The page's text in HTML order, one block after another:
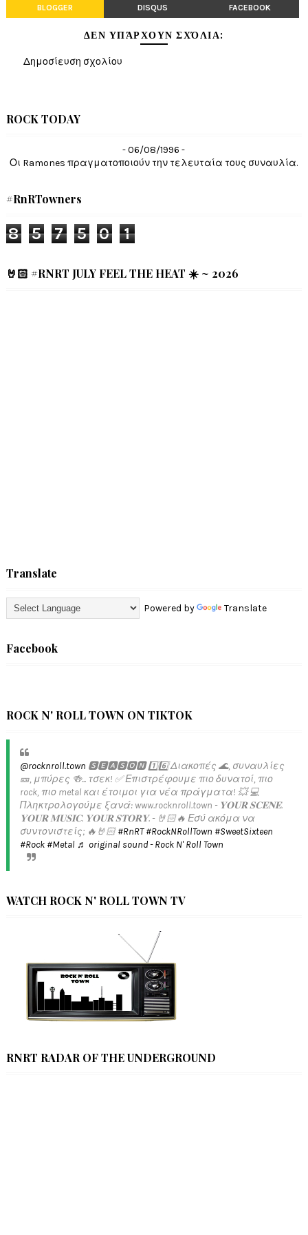
BLOGGER DISQUS FACEBOOK
ΔΕΝ ΥΠΆΡΧΟΥΝ ΣΧΌΛΙΑ:
Δημοσίευση σχολίου
ROCK TODAY
- 06/08/1996 -
Οι Ramones πραγματοποιούν την τελευταία τους συναυλία.
#RnRTowners
8 5 7 5 0 1
🤘🏻 #RNRT JULY FEEL THE HEAT ☀️ ~ 2026
Translate
Powered by Translate
Facebook
ROCK N' ROLL TOWN ON TIKTOK
@rocknroll.town 🆂🅴🅰🆂🅾🅽 1️⃣6️⃣ Διακοπές 🌊, συναυλίες
🎫, μπύρες 🍻... τσεκ! ✅️ Επιστρέφουμε πιο δυνατοί, πιο
rock, πιο metal και έτοιμοι για νέα πράγματα! 💥 💻
Πληκτρολογούμε ξανά: www.rocknroll.town - 𝐘𝐎𝐔𝐑 𝐒𝐂𝐄𝐍𝐄.
𝐘𝐎𝐔𝐑 𝐌𝐔𝐒𝐈𝐂. 𝐘𝐎𝐔𝐑 𝐒𝐓𝐎𝐑𝐘. - 🤘🏻🔥 Εσύ ακόμα να
συντονιστείς; 🔥🤘🏻#RnRT #RockNRollTown #SweetSixteen
#Rock #Metal ♬ original sound - Rock N' Roll Town
WATCH ROCK N' ROLL TOWN TV
RNRT RADAR OF THE UNDERGROUND